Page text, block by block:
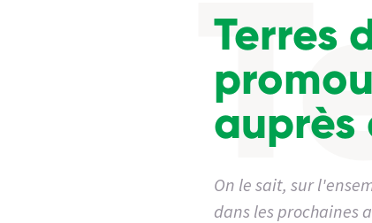
Terres
auprès
On le sait, sur
dans les prochaines